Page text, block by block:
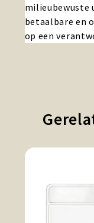
milieubewuste
betaalbare en
op een